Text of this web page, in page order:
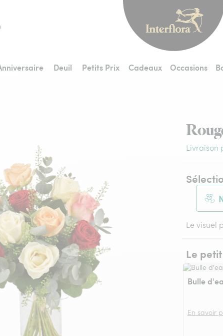
Deuil Petits Prix Cadeaux Occasions
Livraison
Le visuel
Le
Bulle
En savoir